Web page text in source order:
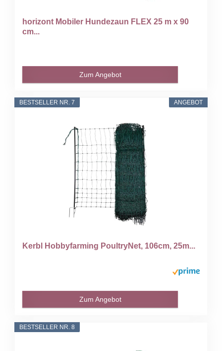
horizont Mobiler Hundezaun FLEX 25 m x 90
cm...
Zum Angebot
ANGEBOT
BESTSELLER NR. 7
Kerbl Hobbyfarming PoultryNet, 106cm, 25m...
Zum Angebot
BESTSELLER NR. 8